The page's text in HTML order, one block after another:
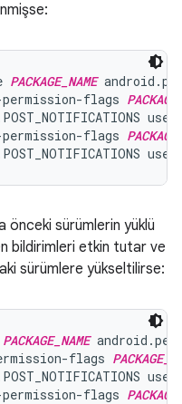
PACKAGE_NAME
flags
flags
önceki sürümlerin yüklü
bildirimleri etkin tutar ve
sürümlere yükseltilirse:
PACKAGE_NAME
flags
flags